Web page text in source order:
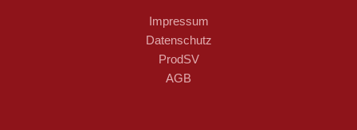
Impressum
Datenschutz
ProdSV
AGB